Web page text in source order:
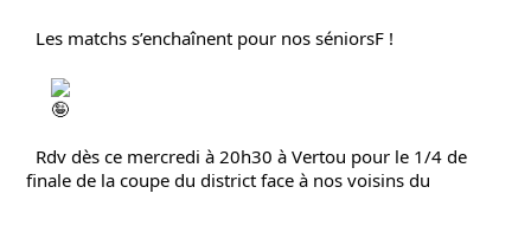
  Les matchs s’enchaînent pour nos séniorsF !
finale de la coupe du district face à nos voisins du